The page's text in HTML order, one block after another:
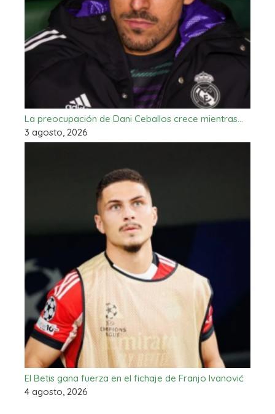
La preocupación de Dani Ceballos crece mientras…
3 agosto, 2026
El Betis gana fuerza en el fichaje de Franjo Ivanović
4 agosto, 2026